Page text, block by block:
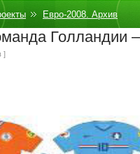
Евро-2008. Архив
Голландии
]